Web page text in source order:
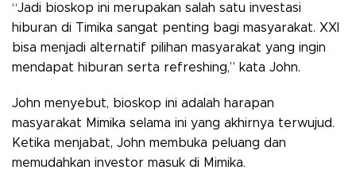
“Jadi bioskop ini merupakan salah satu investasi
hiburan di Timika sangat penting bagi masyarakat. XXI
bisa menjadi alternatif pilihan masyarakat yang ingin
mendapat hiburan serta refreshing,” kata John.
John menyebut, bioskop ini adalah harapan
masyarakat Mimika selama ini yang akhirnya terwujud.
Ketika menjabat, John membuka peluang dan
memudahkan investor masuk di Mimika.